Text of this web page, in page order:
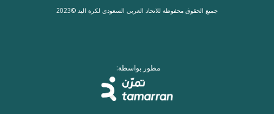
جميع الحقوق محفوظة للاتحاد العربي السعودي لكرة اليد ©2023
مطور بواسطة: